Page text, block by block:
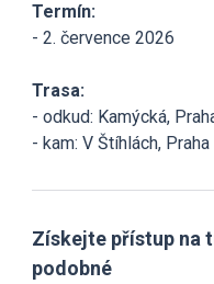
Termín:
- 2. července 2026
Trasa:
- odkud: Kamýcká,
- kam: V Štíhlách, Praha
Získejte přístup na
podobné